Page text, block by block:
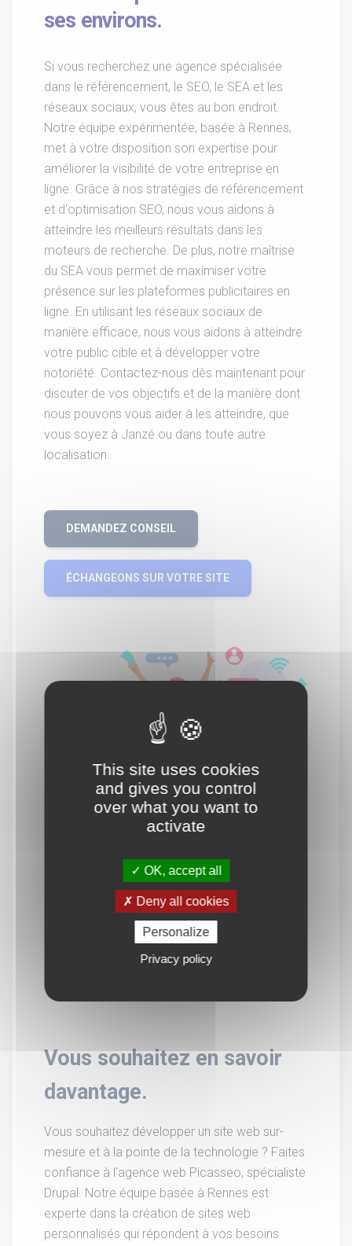
ses environs.
Si vous recherchez une agence spécialisée
dans le référencement, le SEO, le SEA et les
réseaux sociaux, vous êtes au bon endroit.
Notre équipe expérimentée, basée à Rennes,
met à votre disposition son expertise pour
améliorer la visibilité de votre entreprise en
ligne. Grâce à nos stratégies de référencement
et d'optimisation SEO, nous vous aidons à
atteindre les meilleurs résultats dans les
moteurs de recherche. De plus, notre maîtrise
du SEA vous permet de maximiser votre
présence sur les plateformes publicitaires en
ligne. En utilisant les réseaux sociaux de
manière efficace, nous vous aidons à atteindre
votre public cible et à développer votre
notoriété. Contactez-nous dès maintenant pour
discuter de vos objectifs et de la manière dont
nous pouvons vous aider à les atteindre, que
vous soyez à Janzé ou dans toute autre
localisation.
DEMANDEZ CONSEIL
ÉCHANGEONS SUR VOTRE SITE
Vous souhaitez en savoir
davantage.
Vous souhaitez développer un site web sur-
mesure et à la pointe de la technologie ? Faites
confiance à l'agence web Picasseo, spécialiste
Drupal. Notre équipe basée à Rennes est
experte dans la création de sites web
personnalisés qui répondent à vos besoins
This site uses cookies
and gives you control
over what you want to
activate
OK, accept all
Deny all cookies
Personalize
Privacy policy